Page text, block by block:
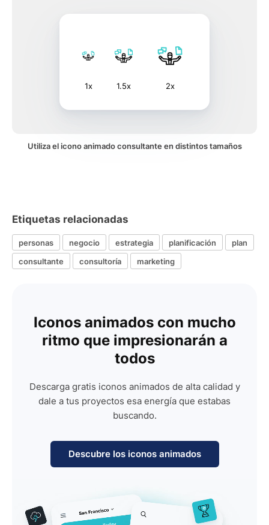
1x 1.5x 2x
Utiliza el icono animado consultante en distintos tamaños
Etiquetas relacionadas
personas negocio estrategia planificación
plan
consultante
consultoría marketing
Iconos animados con mucho
ritmo que impresionarán a
todos
Descarga gratis iconos animados de alta calidad y
dale a tus proyectos esa energía que estabas
buscando.
Descubre los iconos animados